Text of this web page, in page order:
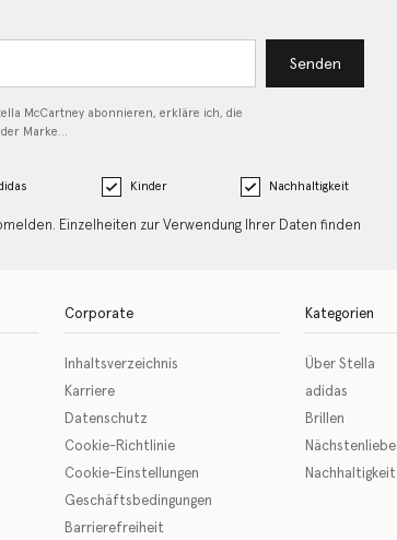
Senden
McCartney abonnieren, erkläre ich, die
der Marke…
Kinder Nachhaltigkeit
Einzelheiten zur Verwendung Ihrer Daten finden
Corporate
Inhaltsverzeichnis
Karriere
Datenschutz
Cookie-Richtlinie
Cookie-Einstellungen
Geschäftsbedingungen
Barrierefreiheit
Kategorien
Über Stella
adidas
Brillen
Nächstenliebe
Nachhaltigkeit